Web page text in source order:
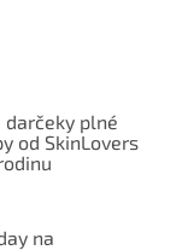
darčeky plné
od SkinLovers
na